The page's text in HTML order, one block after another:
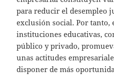
para reducir el desempleo
exclusión social. Por tanto,
instituciones educativas,
público y privado,
unas actitudes
disponer de más